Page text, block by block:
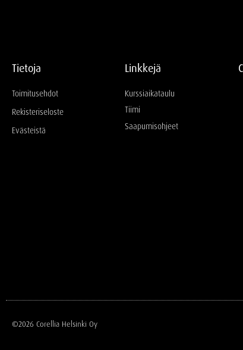
Tietoja
Toimitusehdot
Rekisteriseloste
Evästeistä
Linkkejä
Kurssiaikataulu
Tiimi
Saapumisohjeet
©2026 Corellia Helsinki Oy